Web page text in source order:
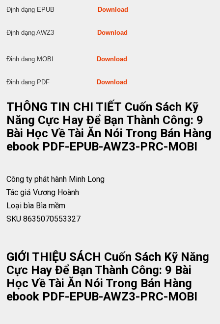
Định dạng EPUB Download
Định dạng AWZ3 Download
Định dạng MOBI Download
Định dạng PDF Download
THÔNG TIN CHI TIẾT Cuốn Sách Kỹ
Năng Cực Hay Để Bạn Thành Công: 9
Bài Học Về Tài Ăn Nói Trong Bán Hàng
ebook PDF-EPUB-AWZ3-PRC-MOBI
Công ty phát hành Minh Long
Tác giả Vương Hoành
Loại bìa Bìa mềm
SKU 8635070553327
GIỚI THIỆU SÁCH Cuốn Sách Kỹ Năng
Cực Hay Để Bạn Thành Công: 9 Bài
Học Về Tài Ăn Nói Trong Bán Hàng
ebook PDF-EPUB-AWZ3-PRC-MOBI